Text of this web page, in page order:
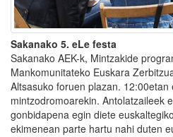
Sakanako 5. eLe festa
Sakanako AEK-k, Mintzakide
Mankomunitateko Euskara
Altsasuko foruen plazan.
mintzodromoarekin. Antolatzaileek
gonbidapena egin diete
ekimenean parte hartu nahi duten